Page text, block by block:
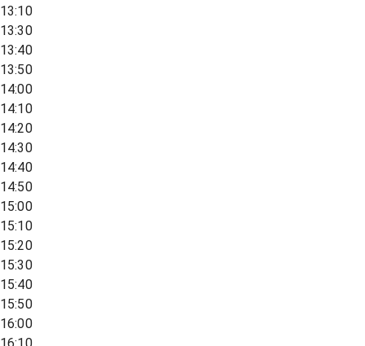
13:10
13:30
13:40
13:50
14:00
14:10
14:20
14:30
14:40
14:50
15:00
15:10
15:20
15:30
15:40
15:50
16:00